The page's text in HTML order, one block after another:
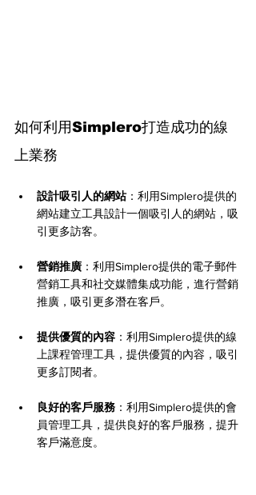
如何利用Simplero打造成功的線
上業務
設計吸引人的網站：利用Simplero提供的
網站建立工具設計一個吸引人的網站，吸
引更多訪客。
營銷推廣 ：利用Simplero提供的電子郵件
營銷工具和社交媒體集成功能，進行營銷
推廣，吸引更多潛在客戶。
提供優質的內容 ：利用Simplero提供的線
上課程管理工具，提供優質的內容，吸引
更多訂閱者。
良好的客戶服務 ：利用Simplero提供的會
員管理工具，提供良好的客戶服務，提升
客戶滿意度。